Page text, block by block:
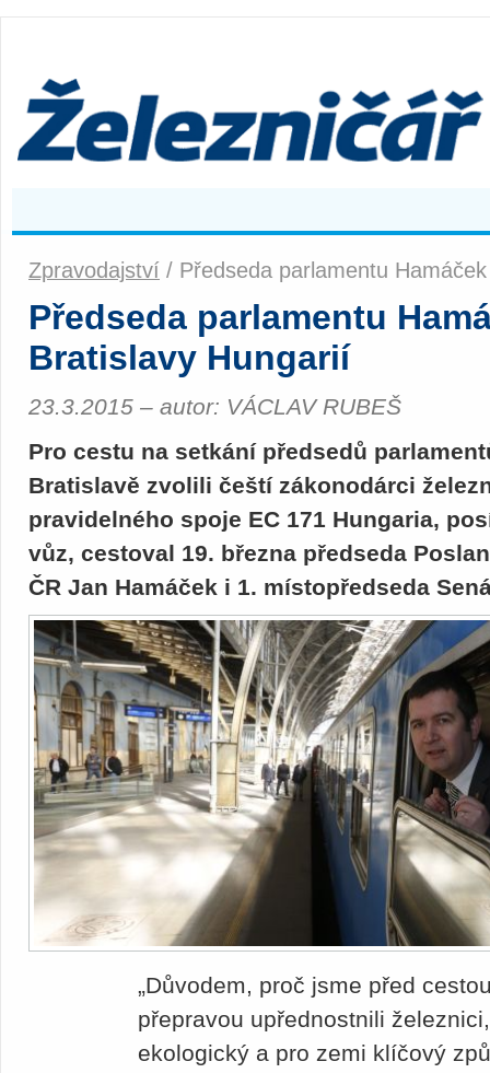
Zpravodajství / Předseda parlamentu
Předseda parlamentu
Bratislavy Hungarií
23.3.2015 – autor: VÁCLAV RUBEŠ
Pro cestu na setkání předsedů
Bratislavě zvolili čeští zákonodárci
pravidelného spoje EC 171 Hungaria,
vůz, cestoval 19. března předseda
ČR Jan Hamáček i 1. místopředseda
„Důvodem, proč jsme před
přepravou upřednostnili
ekologický a pro zemi klíčový